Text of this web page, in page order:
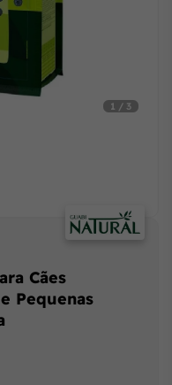
1 / 3
Cães
Pequenas